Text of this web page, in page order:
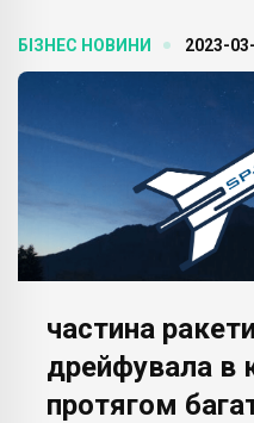
БІЗНЕС НОВИНИ 2023-
частина
дрейфувала в
протягом